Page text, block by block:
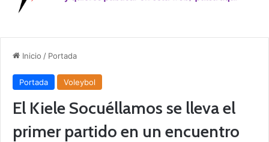
Inicio / Portada
Portada Voleybol
El Kiele Socuéllamos se lleva el
primer partido en un encuentro